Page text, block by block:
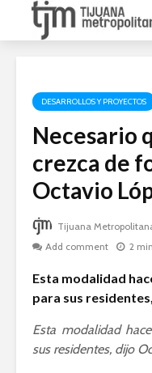
DESARROLLOS Y PROYECTOS
Necesario
crezca de
Octavio
Tijuana
Add comment
2
Esta modalidad
para sus
Esta modalidad
sus residentes, dijo